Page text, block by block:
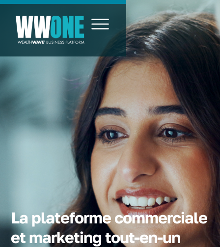
La plateforme commerciale
et marketing tout-en-un